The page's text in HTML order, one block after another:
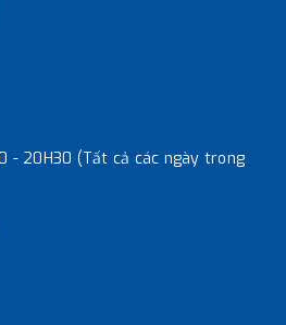
- 20H30 (Tất cả các ngày trong